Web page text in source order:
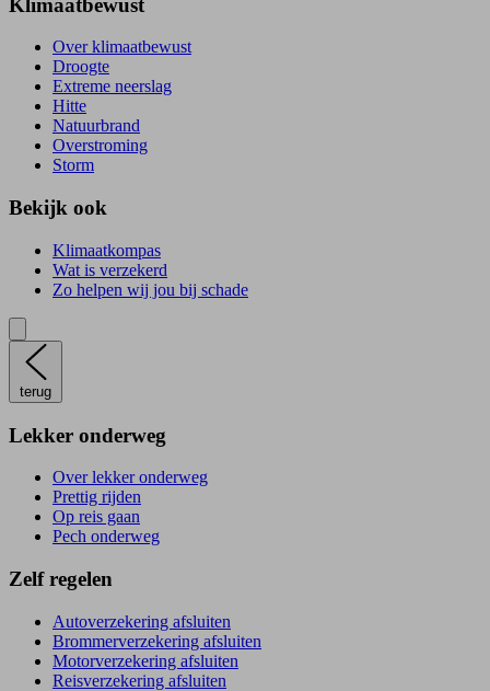
Over klimaatbewust
Droogte
Extreme neerslag
Hitte
Natuurbrand
Overstroming
Storm
Bekijk ook
Klimaatkompas
Wat is verzekerd
Zo helpen wij jou bij schade
terug
Lekker onderweg
Over lekker onderweg
Prettig rijden
Op reis gaan
Pech onderweg
Zelf regelen
Autoverzekering afsluiten
Brommerverzekering afsluiten
Motorverzekering afsluiten
Reisverzekering afsluiten